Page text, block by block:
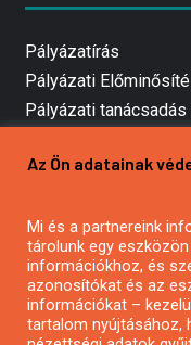
Pályázatírás
Pályázati
Pályázati tanácsadás
Mezőgazdasági
Pályázatírás civil
Pályázatírás
Pályázatfigyelés
Specifikus
Az Ön adatainak
Mi és a partnereink
tárolunk egy
információkhoz, és
azonosítókat és az
információkat –
tartalom nyújtásához,